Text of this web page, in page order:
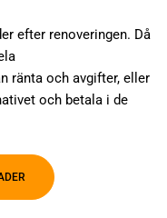
efter renoveringen. Då
ränta och avgifter, eller
och betala i de